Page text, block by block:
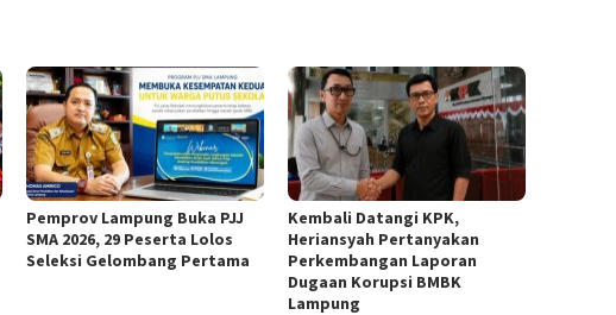
Pemprov Lampung Buka PJJ
SMA 2026, 29 Peserta Lolos
Seleksi Gelombang Pertama
Kembali Datangi KPK,
Heriansyah Pertanyakan
Perkembangan Laporan
Dugaan Korupsi BMBK
Lampung